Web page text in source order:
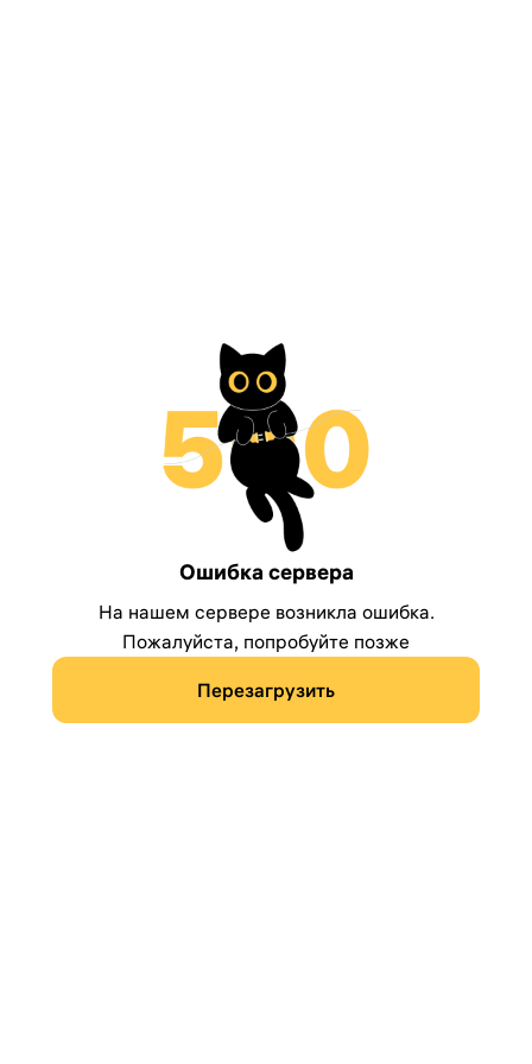
Ошибка сервера
На нашем сервере возникла ошибка.
Пожалуйста, попробуйте позже
Перезагрузить